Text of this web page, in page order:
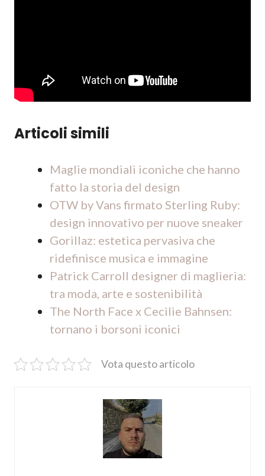
Articoli simili
Maglie mondiali iconiche che hanno
fatto la storia del design
OTW by Vans firmato Sterling Ruby:
design innovativo per nuove sneaker
Gorillaz: estetica pervasiva che
ridefinisce musica e immagine
Patrick Carroll designer di maglieria:
tra moda, arte e sostenibilità
The North Face x Cecilie Bahnsen:
tornano i borsoni iconici
Vota questo articolo